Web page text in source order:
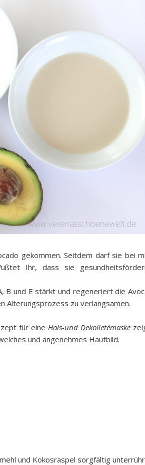
gekommen. Seitdem darf sie bei
Ihr, dass sie
B und E stärkt und regeneriert die
Alterungsprozess zu verlangsamen.
für eine Hals-und Dekolletémaske
und angenehmes Hautbild.
und Kokosraspel sorgfältig